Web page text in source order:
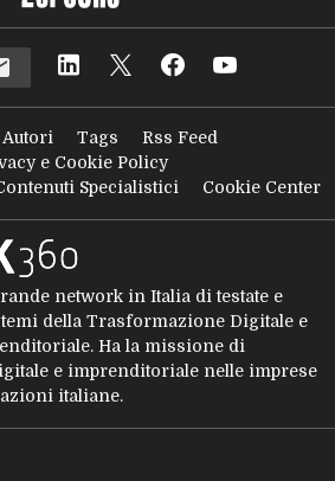
Autori Tags
Rss Feed
e Cookie Policy
Specialistici
Cookie Center
network in Italia di testate e
della Trasformazione Digitale e
Ha la missione di
e imprenditoriale nelle imprese
italiane.